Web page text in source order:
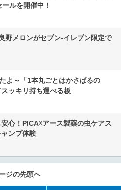
ルを開催中！
メロンがセブン‐イレブン限定で
よ～「1本丸ごとはかさばるの
ッキリ持ち運べる板
心！PICA×アース製薬の虫ケアス
ンプ体験
ジの先頭へ